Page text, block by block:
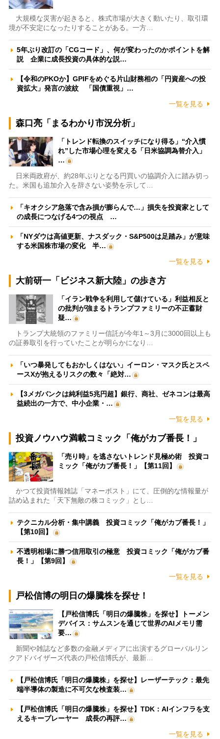
大規模な災害が起きると、株式市場が大きく動いたり、取引環
境が不安定になったりすることがある。一方…
5年ぶり改訂の「CGコード」、何が変わったのかポイントを解
説 企業に成長投資の具体的な説…
【令和のPKOか】GPIFをめぐる片山財務相の「円資産への投
資拡大」発言の波紋 「国債重視」…
一覧を見る
森口亮「まるわかり市況分析」
「トレンド転換のスイッチになり得る」“介入慣
れ”した市場心理を変える「日米協調為替介入」
…
日米両政府が、約28年ぶりとなる円買いの協調介入に踏み切っ
た。米国も追加介入を辞さない姿勢を示して…
「キオクシア急落で含み損が膨らんで…」損失を投資家として
の成長につなげる4つの視点 …
「NYダウは高値更新、ナスダック・S&P500は足踏み」が意味
する米国株市場の変化 半…
一覧を見る
大前研一「ビジネス新大陸」の歩き方
「イラン戦争を利用して儲けている」利益相反と
の批判が強まるトランプファミリーの不正蓄財
疑…
トランプ大統領のファミリー信託が今年1～3月に3000回以上も
の証券取引を行っていたことが明らかになり…
「いつ暴発してもおかしくはない」イーロン・マスク氏とスペ
ースXが抱えるリスクの数々「絶対…
【3メガバンクは純利益5兆円超】銀行、商社、ゼネコンは最高
益続出の一方で、中小企業・…
一覧を見る
投資ノウハウ満載コミック「俺がカブ番長！」
「売り時」を逃さないトレンド見極め術 投資コ
ミック「俺がカブ番長！」【第11回】
かつて投資情報雑誌「マネーポスト」にて、圧倒的な情報量が
詰め込まれた「天下無敵の株コミック」とし…
テクニカル分析・集中講義 投資コミック「俺がカブ番長！」
【第10回】
不透明相場に勝つ信用取引の極意 投資コミック「俺がカブ番
長！」【第9回】
一覧を見る
戸松信博の明日の爆騰株を探せ！
【戸松信博氏「明日の爆騰株」を探せ】トーメン
デバイス：サムスンを通じて世界のAIメモリ需
要…
新聞や雑誌など多数の金融メディアに出演するグローバルリン
クアドバイザーズ代表の戸松信博氏が、最新…
【戸松信博氏「明日の爆騰株」を探せ】レーザーテック：最先
端半導体の製造に不可欠な検査装…
【戸松信博氏「明日の爆騰株」を探せ】TDK：AIインフラを支
えるキープレーヤー 成長の再評…
一覧を見る